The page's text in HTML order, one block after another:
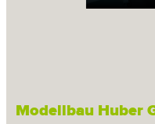
Modellbau Huber